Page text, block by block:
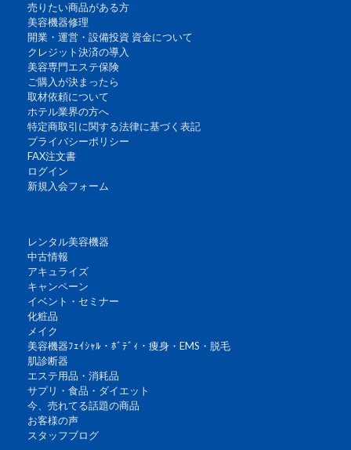
売りたい商品がある方
美容機器修理
開業・運営・設備投資 資金について
クレジット決済の導入
美容専門エステ保険
ご購入が決まったら
取材依頼について
ホテル業界の方へ
特定商取引に関する法律に基づく表記
プライバシーポリシー
FAX注文書
ログイン
新規入会フォーム
レンタル美容機器
中古情報
アキュライズ
キャンペーン
イベント・セミナー
化粧品
メイク
美容機器ﾌｪｲｼｬﾙ・ﾎﾞﾃﾞｨ・痩身・EMS・脱毛
肌診断器
エステ用品・消耗品
サプリ・食品・ダイエット
今、売れてる話題の商品
お客様の声
スタッフブログ